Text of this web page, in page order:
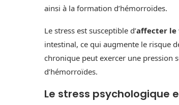
ainsi à la formation d’hémorroïdes.
Le stress est susceptible d’affecter le
intestinal, ce qui augmente le risque
chronique peut exercer une pression
d’hémorroïdes.
Le stress psychologique